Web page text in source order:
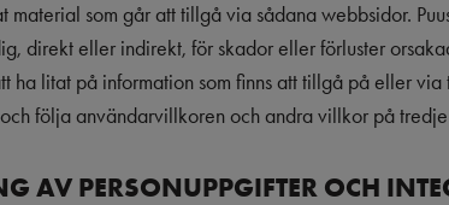
material som går att tillgå via sådana webbsidor.
direkt eller indirekt, för skador eller förluster
ha litat på information som finns att tillgå på eller
följa användarvillkoren och andra villkor på
AV PERSONUPPGIFTER OCH